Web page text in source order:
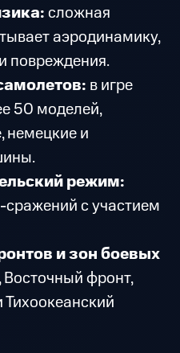
сложная
аэродинамику,
повреждения.
в игре
50 моделей,
немецкие и
режим:
с участием
и зон боевых
Восточный фронт,